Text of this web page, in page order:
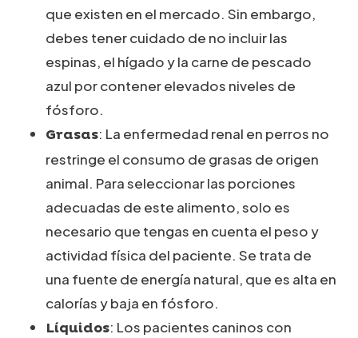
que existen en el mercado. Sin embargo,
debes tener cuidado de no incluir las
espinas, el hígado y la carne de pescado
azul por contener elevados niveles de
fósforo.
Grasas: La enfermedad renal en perros no
restringe el consumo de grasas de origen
animal. Para seleccionar las porciones
adecuadas de este alimento, solo es
necesario que tengas en cuenta el peso y
actividad física del paciente. Se trata de
una fuente de energía natural, que es alta en
calorías y baja en fósforo.
Líquidos: Los pacientes caninos con